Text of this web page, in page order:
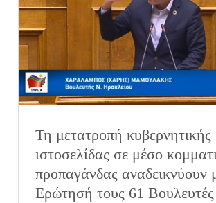
Τη μετατροπή κυβερνητικής
ιστοσελίδας σε μέσο
προπαγάνδας αναδεικνύουν
Ερώτησή τους 61 Βουλευτές